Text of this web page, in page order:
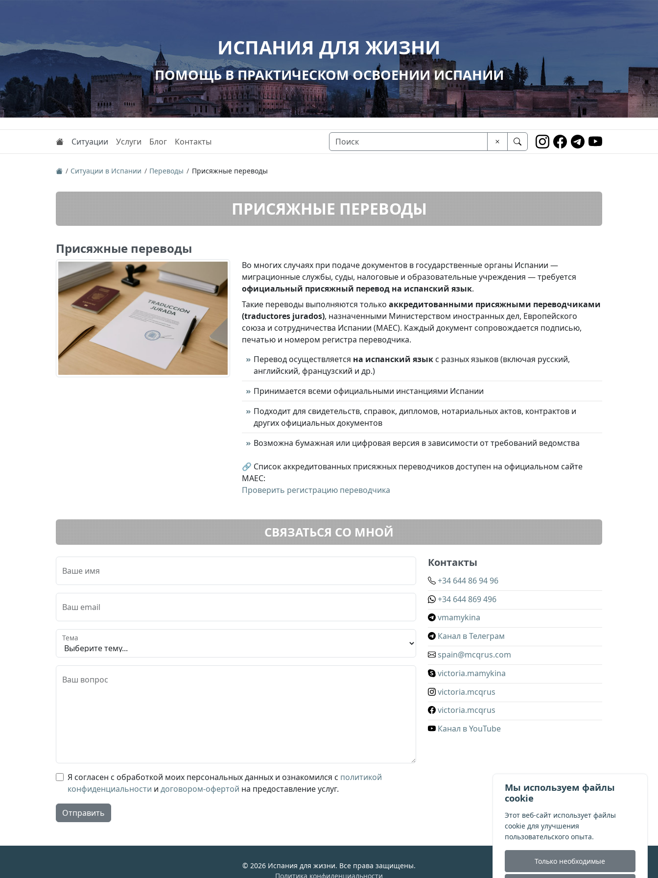
Мы используем файлы
cookie
Этот веб-сайт использует файлы
cookie для улучшения
пользовательского опыта.
Только необходимые
ИСПАНИЯ ДЛЯ ЖИЗНИ
ПОМОЩЬ В ПРАКТИЧЕСКОМ ОСВОЕНИИ ИСПАНИИ
Ситуации Услуги Блог Контакты
Ситуации в Испании Переводы Присяжные переводы
ПРИСЯЖНЫЕ ПЕРЕВОДЫ
Присяжные переводы
Во многих случаях при подаче документов в государственные органы Испании —
миграционные службы, суды, налоговые и образовательные учреждения — требуется
официальный присяжный перевод на испанский язык.
Такие переводы выполняются только аккредитованными присяжными переводчиками
(traductores jurados), назначенными Министерством иностранных дел, Европейского
союза и сотрудничества Испании (MAEC). Каждый документ сопровождается подписью,
печатью и номером регистра переводчика.
Перевод осуществляется на испанский язык с разных языков (включая русский,
английский, французский и др.)
Принимается всеми официальными инстанциями Испании
Подходит для свидетельств, справок, дипломов, нотариальных актов, контрактов и
других официальных документов
Возможна бумажная или цифровая версия в зависимости от требований ведомства
🔗 Список аккредитованных присяжных переводчиков доступен на официальном сайте
MAEC:
Проверить регистрацию переводчика
СВЯЗАТЬСЯ СО МНОЙ
Ваше имя
Ваш email
Тема
Ваш вопрос
Я согласен с обработкой моих персональных данных и ознакомился с политикой
конфиденциальности и договором-офертой на предоставление услуг.
Отправить
Контакты
+34 644 86 94 96
+34 644 869 496
vmamykina
Канал в Телеграм
spain@mcqrus.com
victoria.mamykina
victoria.mcqrus
victoria.mcqrus
Канал в YouTube
© 2026 Испания для жизни. Все права защищены.
Политика конфиденциальности